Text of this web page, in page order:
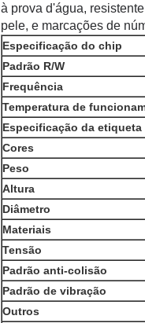
à prova d'água,
pele, e marcações de
Especificação do chip
Padrão R/W
Frequência
Temperatura de
Especificação da
Cores
Peso
Altura
Diâmetro
Materiais
Tensão
Padrão anti-colisão
Padrão de vibração
Outros